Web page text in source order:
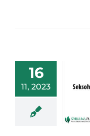
16
11, 2023